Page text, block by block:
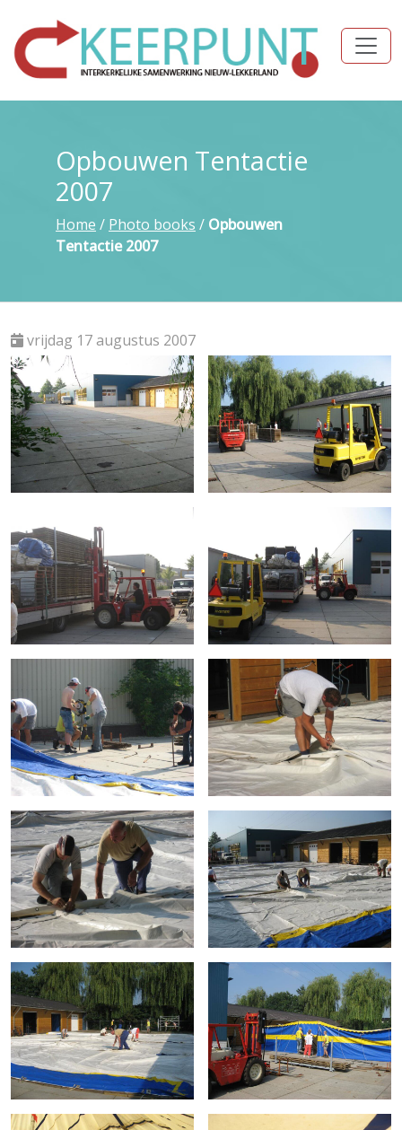
Opbouwen Tentactie
2007
Home / Photo books / Opbouwen
Tentactie 2007
vrijdag 17 augustus 2007